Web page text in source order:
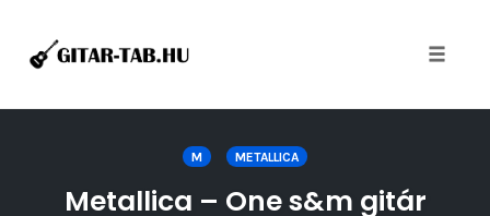
M METALLICA
Metallica – One s&m gitár